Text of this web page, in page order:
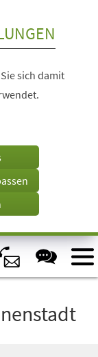
sich damit